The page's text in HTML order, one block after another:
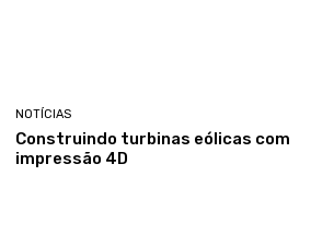
NOTÍCIAS
Construindo turbinas eólicas com
impressão 4D